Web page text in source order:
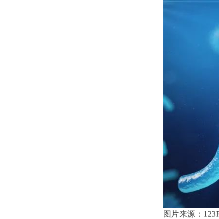
图片来源：